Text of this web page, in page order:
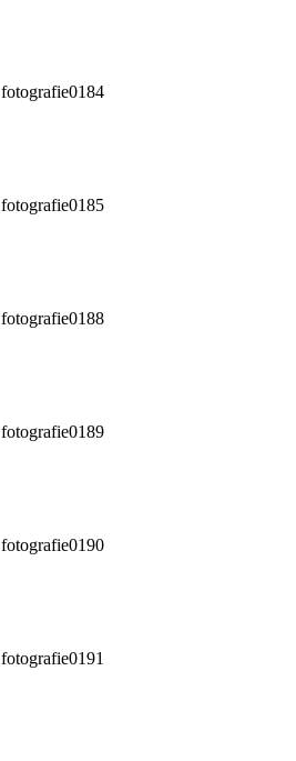
fotografie0184
fotografie0185
fotografie0188
fotografie0189
fotografie0190
fotografie0191